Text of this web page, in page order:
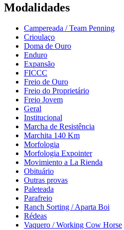
Modalidades
Campereada / Team Penning
Crioulaço
Doma de Ouro
Enduro
Expansão
FICCC
Freio de Ouro
Freio do Proprietário
Freio Jovem
Geral
Institucional
Marcha de Resistência
Marchita 140 Km
Morfologia
Morfologia Expointer
Movimiento a La Rienda
Obituário
Outras provas
Paleteada
Parafreio
Ranch Sorting / Aparta Boi
Rédeas
Vaquero / Working Cow Horse